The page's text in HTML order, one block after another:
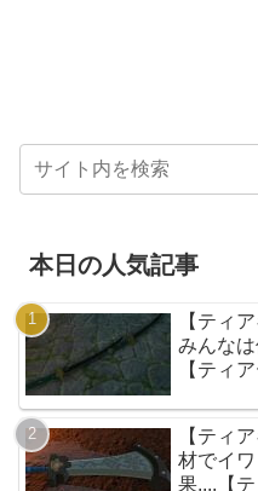
本日の人気記事
【ティ
みんな
【ティ
【ティ
材でイ
果....【